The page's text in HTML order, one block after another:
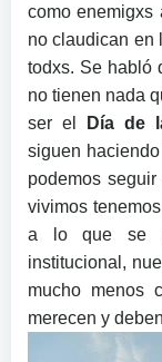
como enemigxs
no claudican en
todxs. Se habló
no tienen nada
ser el
Día de
siguen
podemos
vivimos
a lo que se
institucional,
mucho menos
merecen y